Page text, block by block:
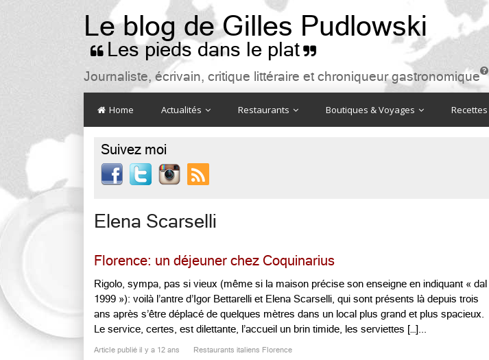
Le blog de Gilles Pudlowski
 Les pieds dans le plat 
Journaliste, écrivain, critique littéraire et chroniqueur gastronomique

Home Actualités Restaurants Boutiques & Voyages Recettes
Suivez moi

Elena Scarselli
Florence: un déjeuner chez Coquinarius
Rigolo, sympa, pas si vieux (même si la maison précise son enseigne en indiquant « dal
1999 »): voilà l’antre d’Igor Bettarelli et Elena Scarselli, qui sont présents là depuis trois
ans après s’être déplacé de quelques mètres dans un local plus grand et plus spacieux.
Le service, certes, est dilettante, l’accueil un brin timide, les serviettes […]...
Article publié il y a 12 ans Restaurants italiens Florence